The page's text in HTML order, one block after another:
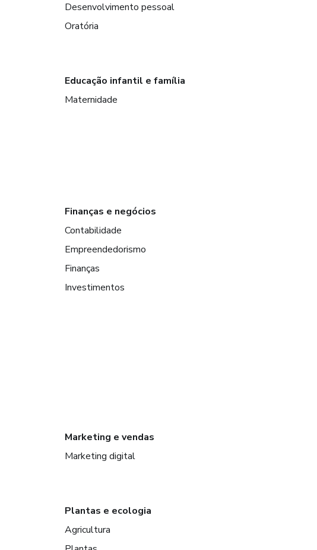
Desenvolvimento pessoal
Oratória
Educação infantil e família
Maternidade
Finanças e negócios
Contabilidade
Empreendedorismo
Finanças
Investimentos
Marketing e vendas
Marketing digital
Plantas e ecologia
Agricultura